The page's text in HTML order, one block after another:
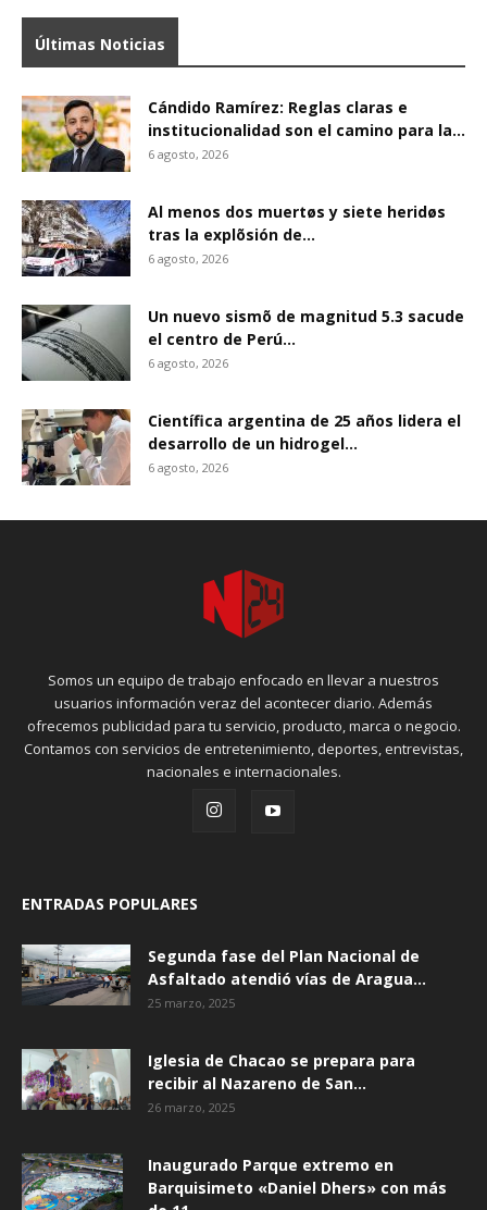
Últimas Noticias
Cándido Ramírez: Reglas claras e
institucionalidad son el camino para la...
6 agosto, 2026
Al menos dos muertøs y siete heridøs
tras la explõsión de...
6 agosto, 2026
Un nuevo sismõ de magnitud 5.3 sacude
el centro de Perú...
6 agosto, 2026
Científica argentina de 25 años lidera el
desarrollo de un hidrogel...
6 agosto, 2026
Somos un equipo de trabajo enfocado en llevar a nuestros
usuarios información veraz del acontecer diario. Además
ofrecemos publicidad para tu servicio, producto, marca o negocio.
Contamos con servicios de entretenimiento, deportes, entrevistas,
nacionales e internacionales.
ENTRADAS POPULARES
Segunda fase del Plan Nacional de
Asfaltado atendió vías de Aragua...
25 marzo, 2025
Iglesia de Chacao se prepara para
recibir al Nazareno de San...
26 marzo, 2025
Inaugurado Parque extremo en
Barquisimeto «Daniel Dhers» con más